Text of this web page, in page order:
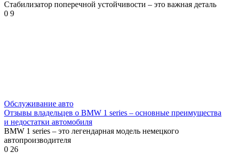
Стабилизатор поперечной устойчивости – это важная деталь
0 9
Обслуживание авто
Отзывы владельцев о BMW 1 series – основные преимущества
и недостатки автомобиля
BMW 1 series – это легендарная модель немецкого
автопроизводителя
0 26